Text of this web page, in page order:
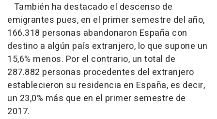
También ha destacado el descenso de
emigrantes pues, en el primer semestre del año,
166.318 personas abandonaron España con
destino a algún país extranjero, lo que supone un
15,6% menos. Por el contrario, un total de
287.882 personas procedentes del extranjero
establecieron su residencia en España, es decir,
un 23,0% más que en el primer semestre de
2017.